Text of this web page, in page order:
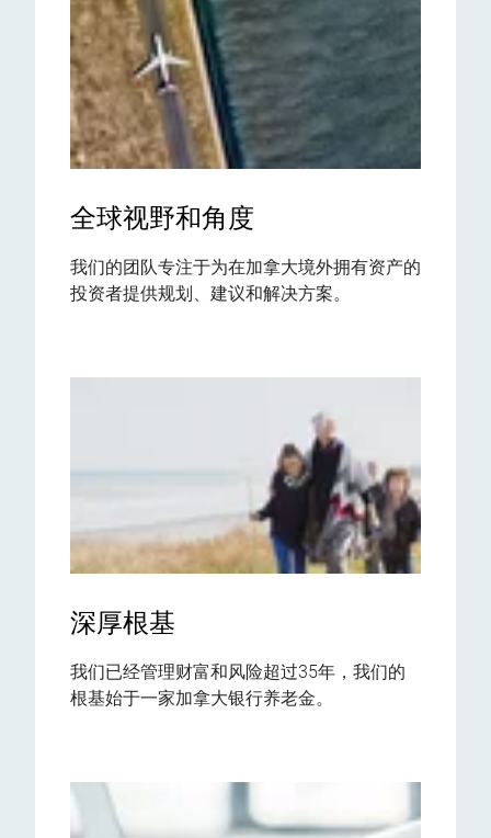
全球视野和角度
我们的团队专注于为在加拿大境外拥有资产的
投资者提供规划、建议和解决方案。
深厚根基
我们已经管理财富和风险超过35年，我们的
根基始于一家加拿大银行养老金。